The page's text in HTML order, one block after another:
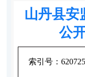
山丹县安
公
索引号：